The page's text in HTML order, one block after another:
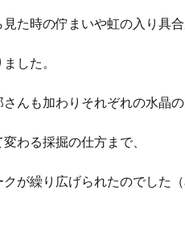
見た時の佇まいや虹の入り具
した。
んも加わりそれぞれの水晶の
わる採掘の仕方まで、
が繰り広げられたのでした（